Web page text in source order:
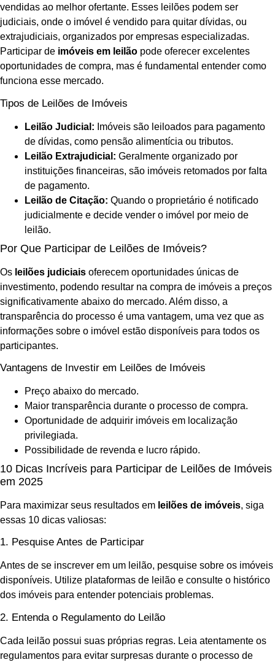
vendidas ao melhor ofertante. Esses leilões podem ser
judiciais, onde o imóvel é vendido para quitar dívidas, ou
extrajudiciais, organizados por empresas especializadas.
Participar de imóveis em leilão pode oferecer excelentes
oportunidades de compra, mas é fundamental entender como
funciona esse mercado.
Tipos de Leilões de Imóveis
Leilão Judicial: Imóveis são leiloados para pagamento
de dívidas, como pensão alimentícia ou tributos.
Leilão Extrajudicial: Geralmente organizado por
instituições financeiras, são imóveis retomados por falta
de pagamento.
Leilão de Citação: Quando o proprietário é notificado
judicialmente e decide vender o imóvel por meio de
leilão.
Por Que Participar de Leilões de Imóveis?
Os leilões judiciais oferecem oportunidades únicas de
investimento, podendo resultar na compra de imóveis a preços
significativamente abaixo do mercado. Além disso, a
transparência do processo é uma vantagem, uma vez que as
informações sobre o imóvel estão disponíveis para todos os
participantes.
Vantagens de Investir em Leilões de Imóveis
Preço abaixo do mercado.
Maior transparência durante o processo de compra.
Oportunidade de adquirir imóveis em localização
privilegiada.
Possibilidade de revenda e lucro rápido.
10 Dicas Incríveis para Participar de Leilões de Imóveis
em 2025
Para maximizar seus resultados em leilões de imóveis, siga
essas 10 dicas valiosas:
1. Pesquise Antes de Participar
Antes de se inscrever em um leilão, pesquise sobre os imóveis
disponíveis. Utilize plataformas de leilão e consulte o histórico
dos imóveis para entender potenciais problemas.
2. Entenda o Regulamento do Leilão
Cada leilão possui suas próprias regras. Leia atentamente os
regulamentos para evitar surpresas durante o processo de